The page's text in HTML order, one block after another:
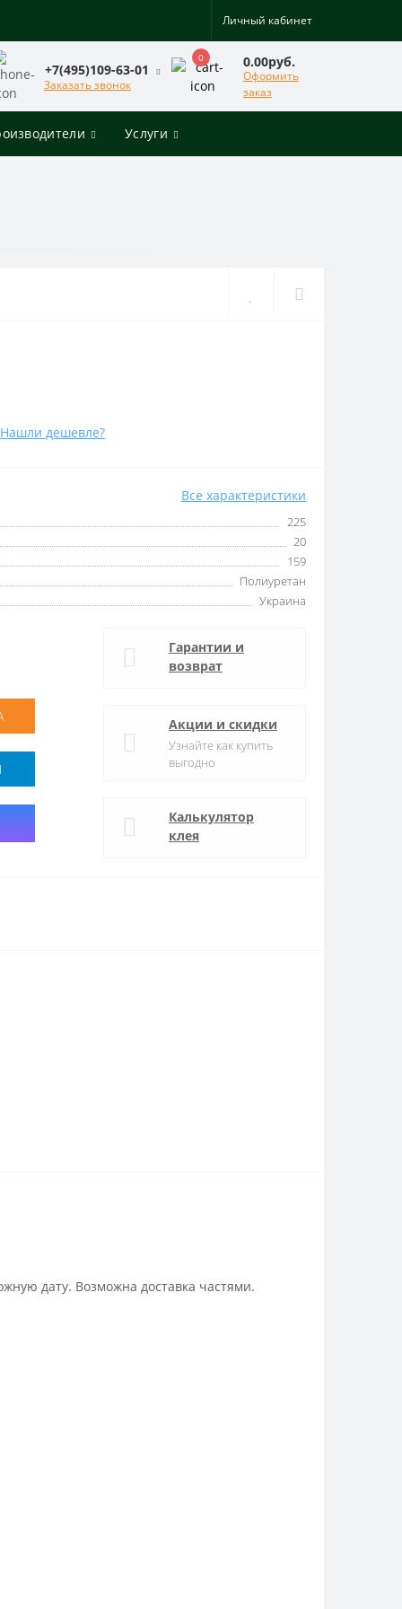
Личный кабинет
+7(495)109-63-01
Заказать звонок
0 0.00руб.
Оформить
заказ
Услуги
Нашли дешевле?
Все характеристики
225
20
159
Полиуретан
Украина
Гарантии и
возврат
Акции и скидки
Узнайте как купить
выгодно
Калькулятор
клея
дату. Возможна доставка частями.